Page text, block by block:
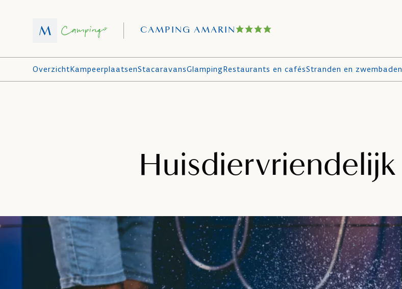
CAMPING AMARIN
OverzichtKampeerplaatsenStacaravansGlampingRestaurants en cafésStranden en zwembaden
Huisdiervriendelijk